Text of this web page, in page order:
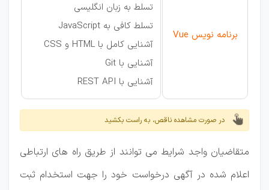
برنامه نویس Vue
تسلط به زبان انگلیسی
تسلط کافی به JavaScript
آشنایی کامل با HTML و CSS
آشنایی با Git
آشنایی با REST API
در صورت مشاهده ناقص، به راست بکشید
متقاضیان واجد شرایط می توانند از طریق راه های ارتباطی
اعلام شده در آگهی درخواست خود را جهت استخدام ثبت